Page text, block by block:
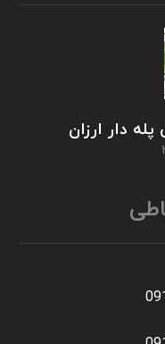
دار ارزان